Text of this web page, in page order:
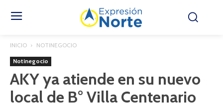
INICIO NOTINEGOCIO
Notinegocio
AKY ya atiende en su nuevo
local de B° Villa Centenario